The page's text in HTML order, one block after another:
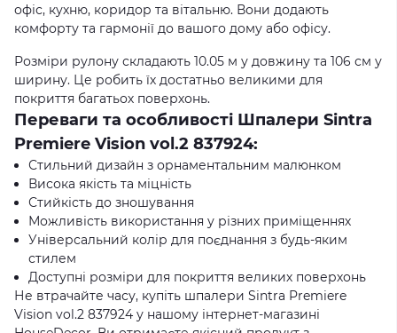
офіс, кухню, коридор та вітальню. Вони додають
комфорту та гармонії до вашого дому або офісу.
Розміри рулону складають 10.05 м у довжину та 106 см у
ширину. Це робить їх достатньо великими для
покриття багатьох поверхонь.
Переваги та особливості Шпалери Sintra
Premiere Vision vol.2 837924:
Стильний дизайн з орнаментальним малюнком
Висока якість та міцність
Стийкість до зношування
Можливість використання у різних приміщеннях
Універсальний колір для поєднання з будь-яким
стилем
Доступні розміри для покриття великих поверхонь
Не втрачайте часу, купіть шпалери Sintra Premiere
Vision vol.2 837924 у нашому інтернет-магазині